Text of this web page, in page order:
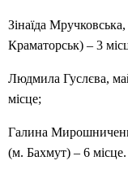
Зінаїда
Краматорськ) – 3
Людмила Гуслєва,
місце;
Галина
(м. Бахмут) – 6 місце.